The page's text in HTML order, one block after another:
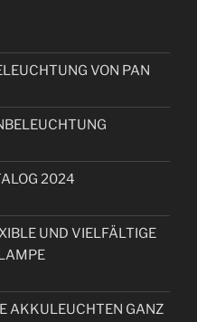
VON PAN
2024
UND VIELFÄLTIGE
AKKULEUCHTEN GANZ